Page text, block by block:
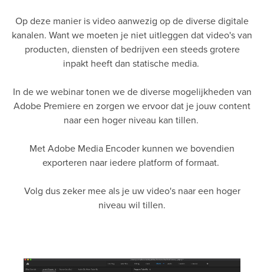
Op deze manier is video aanwezig op de diverse digitale
kanalen. Want we moeten je niet uitleggen dat video's van
producten, diensten of bedrijven een steeds grotere
inpakt heeft dan statische media.
In de we webinar tonen we de diverse mogelijkheden van
Adobe Premiere en zorgen we ervoor dat je jouw content
naar een hoger niveau kan tillen.
Met Adobe Media Encoder kunnen we bovendien
exporteren naar iedere platform of formaat.
Volg dus zeker mee als je uw video's naar een hoger
niveau wil tillen.